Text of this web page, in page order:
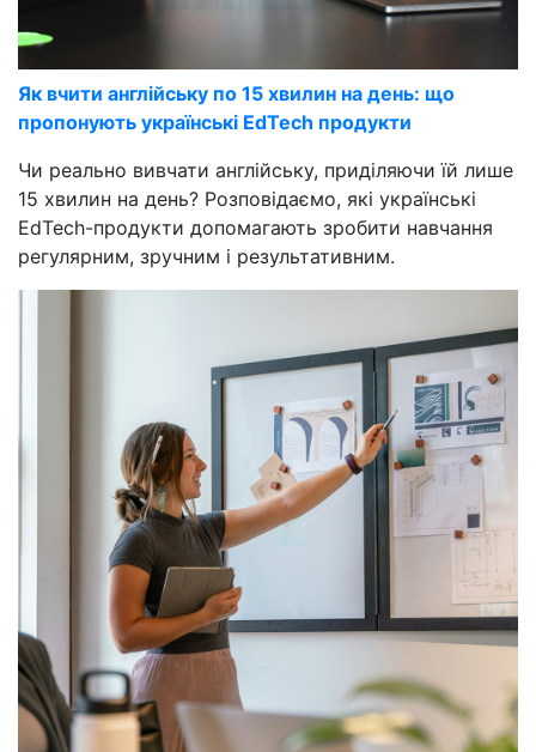
Як вчити англійську по 15 хвилин на день: що
пропонують українські EdTech продукти
Чи реально вивчати англійську, приділяючи їй лише
15 хвилин на день? Розповідаємо, які українські
EdTech-продукти допомагають зробити навчання
регулярним, зручним і результативним.